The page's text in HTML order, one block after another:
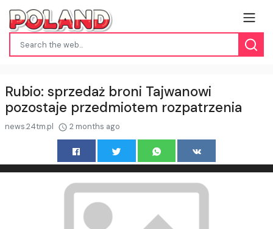
Rubio: sprzedaż broni Tajwanowi
pozostaje przedmiotem rozpatrzenia
news.24tm.pl 2 months ago